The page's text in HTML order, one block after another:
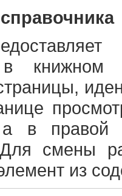
в
а в правой
смены
из